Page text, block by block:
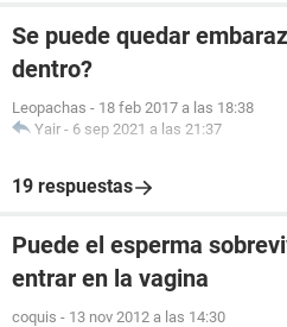
Se puede quedar
dentro?
Leopachas - 18 feb 2017 a las 18:38
Yair - 6 sep 2021 a las 21:37
19 respuestas
Puede el esperma
entrar en la vagina
coquis - 13 nov 2012 a las 14:30